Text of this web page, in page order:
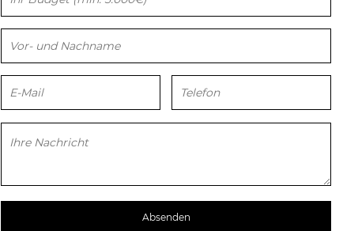
Bitte lasse dieses Feld leer.